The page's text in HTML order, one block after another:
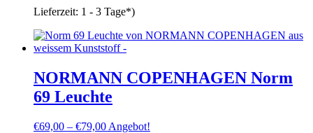
Lieferzeit: 1 - 3 Tage*)
NORMANN COPENHAGEN Norm
69 Leuchte
€69,00 – €79,00 Angebot!